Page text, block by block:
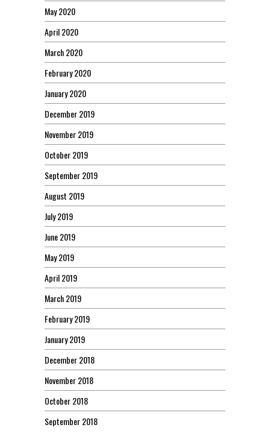
May 2020
April 2020
March 2020
February 2020
January 2020
December 2019
November 2019
October 2019
September 2019
August 2019
July 2019
June 2019
May 2019
April 2019
March 2019
February 2019
January 2019
December 2018
November 2018
October 2018
September 2018